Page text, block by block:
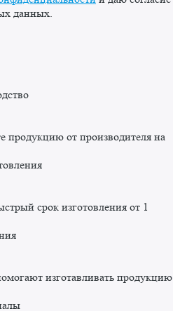
данных.
продукцию от производителя на
срок изготовления от 1
изготавливать продукцию